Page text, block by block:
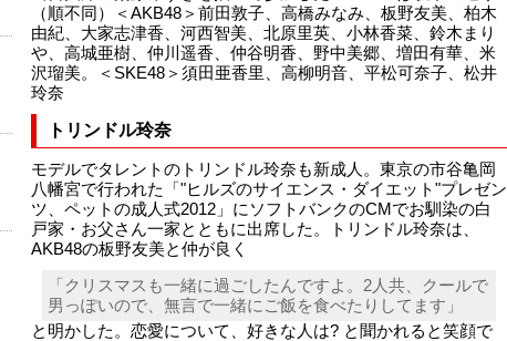
（順不同）＜AKB48＞前田敦子、高橋みなみ、板野友美、柏木
由紀、大家志津香、河西智美、北原里英、小林香菜、鈴木まり
や、高城亜樹、仲川遥香、仲谷明香、野中美郷、増田有華、米
沢瑠美。＜SKE48＞須田亜香里、高柳明音、平松可奈子、松井
玲奈
トリンドル玲奈
モデルでタレントのトリンドル玲奈も新成人。東京の市谷亀岡
八幡宮で行われた「"ヒルズのサイエンス・ダイエット"プレゼン
ツ、ペットの成人式2012」にソフトバンクのCMでお馴染の白
戸家・お父さん一家とともに出席した。トリンドル玲奈は、
AKB48の板野友美と仲が良く
「クリスマスも一緒に過ごしたんですよ。2人共、クールで
男っぽいので、無言で一緒にご飯を食べたりしてます」
と明かした。恋愛について、好きな人は? と聞かれると笑顔で